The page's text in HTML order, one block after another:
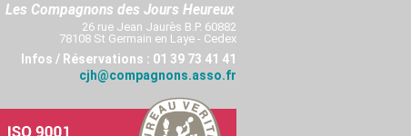
Les Compagnons des Jours Heureux
26 rue Jean Jaurès B.P. 60882
78108 St Germain en Laye - Cedex
Infos / Réservations : 01 39 73 41 41
cjh@compagnons.asso.fr